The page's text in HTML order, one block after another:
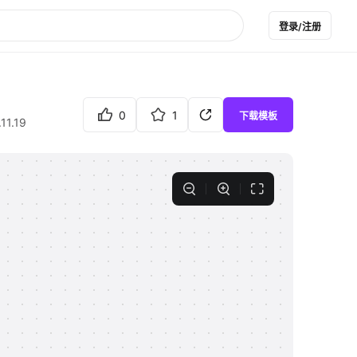
登录/注册
0 1 下载模板